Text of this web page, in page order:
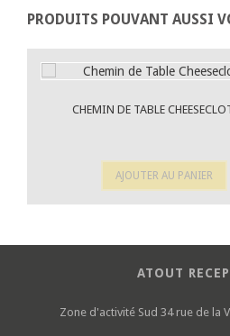
CHEMIN DE TABLE
AJOUTER AU PANIER
ATOUT
Zone d'activité Sud 34 rue de la